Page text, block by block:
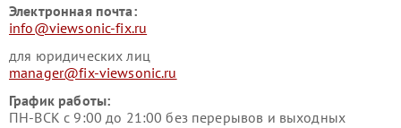
Электронная почта:
info@viewsonic-fix.ru
для юридических лиц
manager@fix-viewsonic.ru
График работы:
ПН-ВСК с 9:00 до 21:00 без перерывов и выходных